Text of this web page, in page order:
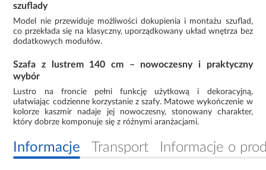
szuflady
Model nie przewiduje możliwości dokupienia i montażu szuflad,
co przekłada się na klasyczny, uporządkowany układ wnętrza bez
dodatkowych modułów.
Szafa z lustrem 140 cm – nowoczesny i praktyczny
wybór
Lustro na froncie pełni funkcję użytkową i dekoracyjną,
ułatwiając codzienne korzystanie z szafy. Matowe wykończenie w
kolorze kaszmir nadaje jej nowoczesny, stonowany charakter,
który dobrze komponuje się z różnymi aranżacjami.
Informacje Transport Informacje o